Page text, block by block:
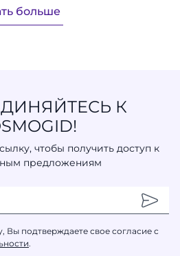
больше
К
чтобы получить доступ к
предложениям
Вы подтверждаете свое согласие с
.